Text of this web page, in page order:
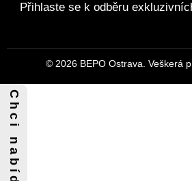
Přihlaste se k odběru
© 2026 BEPO Ostrava. Veškerá
C h c i n a b í d k u